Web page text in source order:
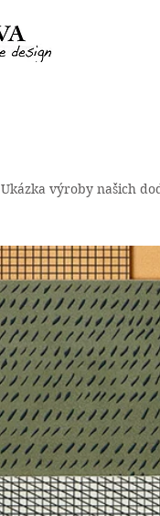
Ukázka výroby našich